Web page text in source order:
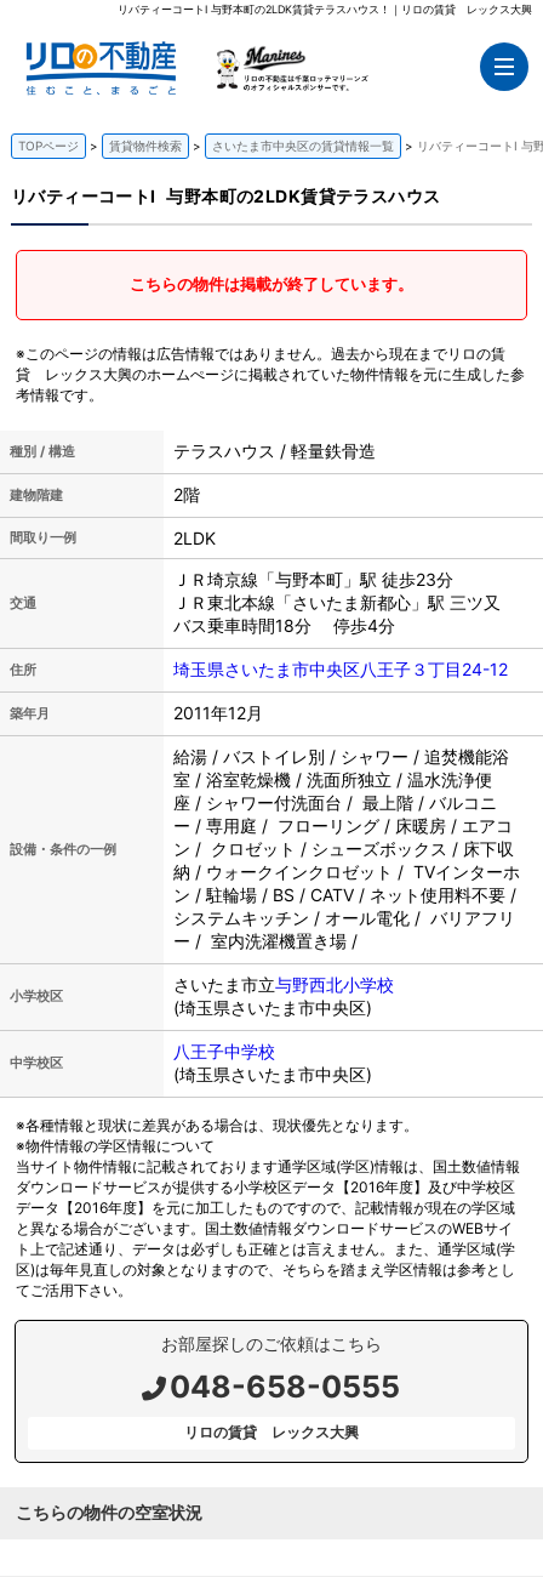
リバティーコートI 与野本町の2LDK賃貸テラスハウス！｜リロの賃貸 レックス大興
TOPページ 賃貸物件検索 さいたま市中央区の賃貸情報一覧 リバティーコートI 与
リバティーコートI 与野本町の2LDK賃貸テラスハウス
こちらの物件は掲載が終了しています。
※このページの情報は広告情報ではありません。過去から現在までリロの賃
貸 レックス大興のホームぺージに掲載されていた物件情報を元に生成した参
考情報です。
種別 / 構造 テラスハウス / 軽量鉄骨造
建物階建 2階
間取り一例 2LDK
交通
ＪＲ埼京線「与野本町」駅 徒歩23分
ＪＲ東北本線「さいたま新都心」駅 三ツ又
バス乗車時間18分 停歩4分
住所 埼玉県さいたま市中央区八王子３丁目24-12
築年月 2011年12月
設備・条件の一例
給湯 / バストイレ別 / シャワー / 追焚機能浴
室 / 浴室乾燥機 / 洗面所独立 / 温水洗浄便
座 / シャワー付洗面台 / 最上階 / バルコニ
ー / 専用庭 / フローリング / 床暖房 / エアコ
ン / クロゼット / シューズボックス / 床下収
納 / ウォークインクロゼット / TVインターホ
ン / 駐輪場 / BS / CATV / ネット使用料不要 /
システムキッチン / オール電化 / バリアフリ
ー / 室内洗濯機置き場 /
小学校区
さいたま市立与野西北小学校
(埼玉県さいたま市中央区)
中学校区
八王子中学校
(埼玉県さいたま市中央区)
※各種情報と現状に差異がある場合は、現状優先となります。
※物件情報の学区情報について
当サイト物件情報に記載されております通学区域(学区)情報は、国土数値情報
ダウンロードサービスが提供する小学校区データ【2016年度】及び中学校区
データ【2016年度】を元に加工したものですので、記載情報が現在の学区域
と異なる場合がございます。国土数値情報ダウンロードサービスのWEBサイ
ト上で記述通り、データは必ずしも正確とは言えません。また、通学区域(学
区)は毎年見直しの対象となりますので、そちらを踏まえ学区情報は参考とし
てご活用下さい。
お部屋探しのご依頼はこちら
048-658-0555
リロの賃貸 レックス大興
こちらの物件の空室状況